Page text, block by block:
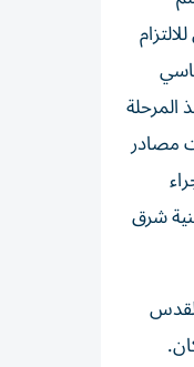
المرحلة
مصادر
سكنية شرق